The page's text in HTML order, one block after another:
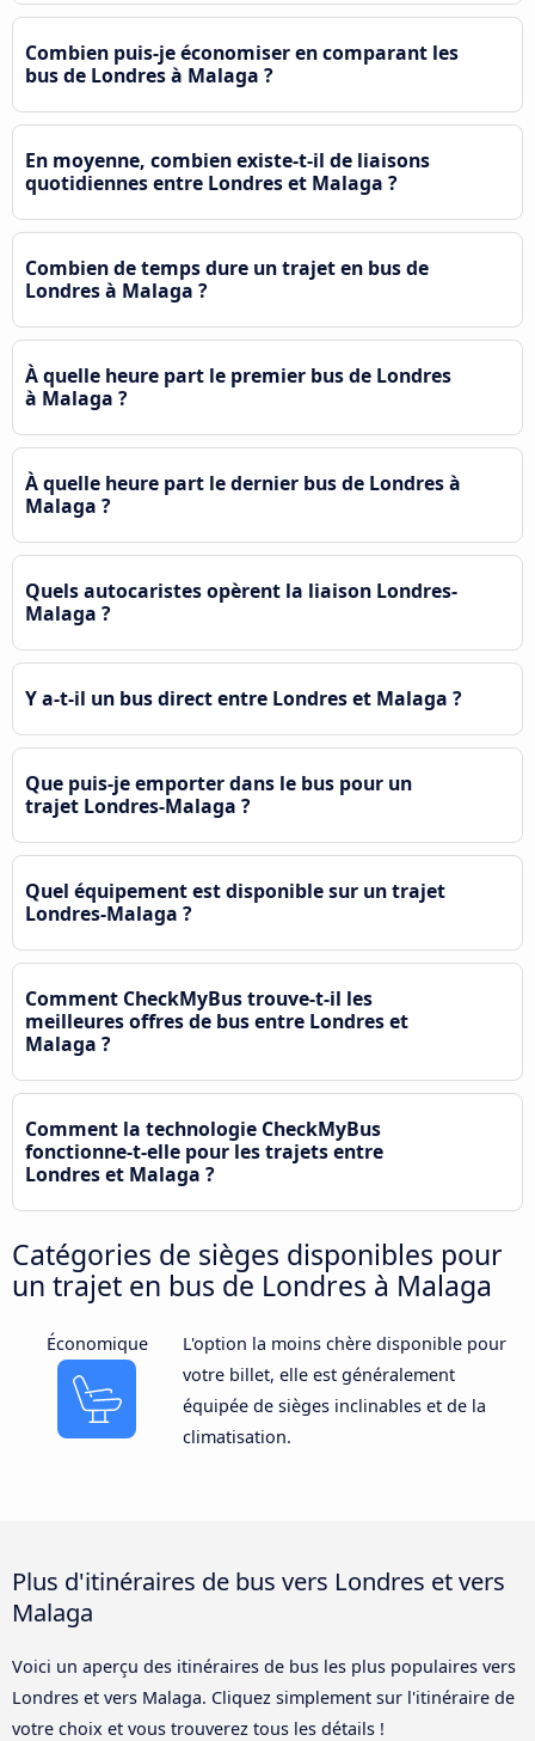
Combien puis-je économiser en comparant les
bus de Londres à Malaga ?
En moyenne, combien existe-t-il de liaisons
quotidiennes entre Londres et Malaga ?
Combien de temps dure un trajet en bus de
Londres à Malaga ?
À quelle heure part le premier bus de Londres
à Malaga ?
À quelle heure part le dernier bus de Londres à
Malaga ?
Quels autocaristes opèrent la liaison Londres-
Malaga ?
Y a-t-il un bus direct entre Londres et Malaga ?
Que puis-je emporter dans le bus pour un
trajet Londres-Malaga ?
Quel équipement est disponible sur un trajet
Londres-Malaga ?
Comment CheckMyBus trouve-t-il les
meilleures offres de bus entre Londres et
Malaga ?
Comment la technologie CheckMyBus
fonctionne-t-elle pour les trajets entre
Londres et Malaga ?
Catégories de sièges disponibles pour
un trajet en bus de Londres à Malaga
Économique
L'option la moins chère disponible pour
votre billet, elle est généralement
équipée de sièges inclinables et de la
climatisation.
Plus d'itinéraires de bus vers Londres et vers
Malaga
Voici un aperçu des itinéraires de bus les plus populaires vers
Londres et vers Malaga. Cliquez simplement sur l'itinéraire de
votre choix et vous trouverez tous les détails !